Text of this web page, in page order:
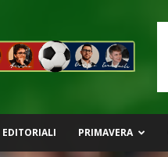
EDITORIALI PRIMAVERA